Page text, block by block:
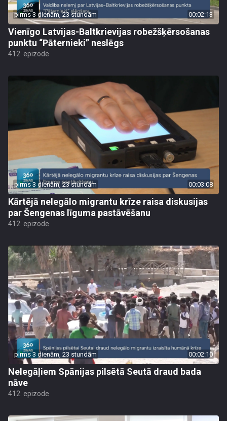
pirms 3 dienām, 23 stundām 00:02:13
Vienīgo Latvijas-Baltkrievijas robežšķērsošanas
punktu “Pāternieki” neslēgs
412. epizode
pirms 3 dienām, 23 stundām 00:03:08
Kārtējā nelegālo migrantu krīze raisa diskusijas
par Šengenas līguma pastāvēšanu
412. epizode
pirms 3 dienām, 23 stundām 00:02:10
Nelegāļiem Spānijas pilsētā Seutā draud bada
nāve
412. epizode